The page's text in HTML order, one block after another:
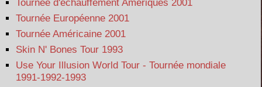
Tournée d'échauffement Amériques 2001
Tournée Européenne 2001
Tournée Américaine 2001
Skin N' Bones Tour 1993
Use Your Illusion World Tour - Tournée mondiale
1991-1992-1993